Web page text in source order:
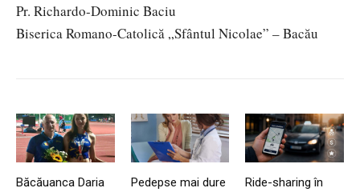
Pr. Richardo-Dominic Baciu
Biserica Romano-Catolică „Sfântul Nicolae” – Bacău
Băcăuanca Daria
Pedepse mai dure
Ride-sharing în